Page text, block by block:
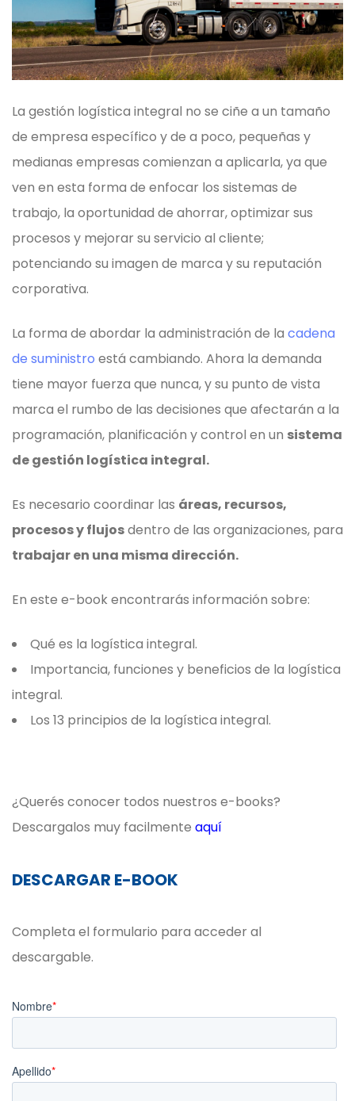
La gestión logística integral no se ciñe a un tamaño
de empresa específico y de a poco, pequeñas y
medianas empresas comienzan a aplicarla, ya que
ven en esta forma de enfocar los sistemas de
trabajo, la oportunidad de ahorrar, optimizar sus
procesos y mejorar su servicio al cliente;
potenciando su imagen de marca y su reputación
corporativa.
La forma de abordar la administración de la cadena
de suministro está cambiando. Ahora la demanda
tiene mayor fuerza que nunca, y su punto de vista
marca el rumbo de las decisiones que afectarán a la
programación, planificación y control en un sistema
de gestión logística integral.
Es necesario coordinar las áreas, recursos,
procesos y flujosdentro de las organizaciones, para
trabajar en una misma dirección.
En este e-book encontrarás información sobre:
Qué es la logística integral.
Importancia, funciones y beneficios de la logística
integral.
Los 13 principios de la logística integral.
¿Querés conocer todos nuestros e-books?
Descargalos muy facilmente aquí
DESCARGAR E-BOOK
Completa el formulario para acceder al
descargable.